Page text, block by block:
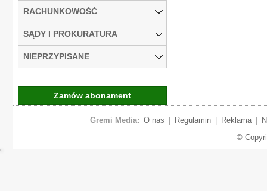
RACHUNKOWOŚĆ
SĄDY I PROKURATURA
NIEPRZYPISANE
Zamów abonament
Gremi Media: O nas Regulamin Reklama
©